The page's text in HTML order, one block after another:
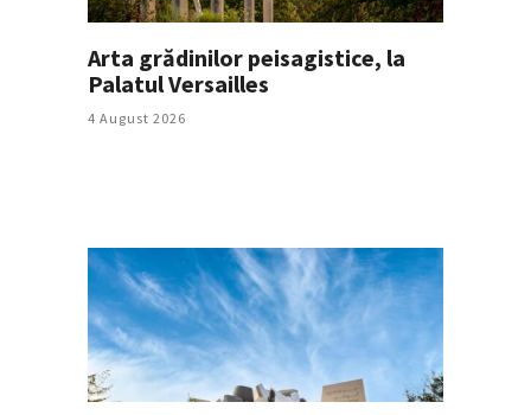
Arta grădinilor peisagistice, la
Palatul Versailles
4 August 2026